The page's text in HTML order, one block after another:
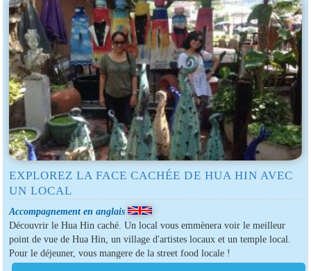
EXPLOREZ LA FACE CACHÉE DE HUA HIN AVEC
UN LOCAL
Accompagnement en anglais
Découvrir le Hua Hin caché. Un local vous emmènera voir le meilleur
point de vue de Hua Hin, un village d'artistes locaux et un temple local.
Pour le déjeuner, vous mangere de la street food locale !